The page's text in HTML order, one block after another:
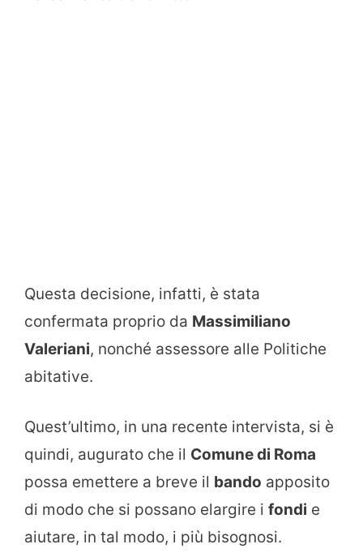
Questa decisione, infatti, è stata
confermata proprio da Massimiliano
Valeriani, nonché assessore alle Politiche
abitative.
Quest’ultimo, in una recente intervista, si è
quindi, augurato che il Comune di Roma
possa emettere a breve il bando apposito
di modo che si possano elargire i fondi e
aiutare, in tal modo, i più bisognosi.